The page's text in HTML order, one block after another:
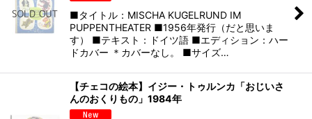
■タイトル：MISCHA KUGELRUND IM
PUPPENTHEATER ■1956年発行（だと思いま
す） ■テキスト：ドイツ語 ■エディション：ハー
ドカバー ＊カバーなし。 ■サイズ…
【チェコの絵本】イジー・トゥルンカ「おじいさ
んのおくりもの」1984年